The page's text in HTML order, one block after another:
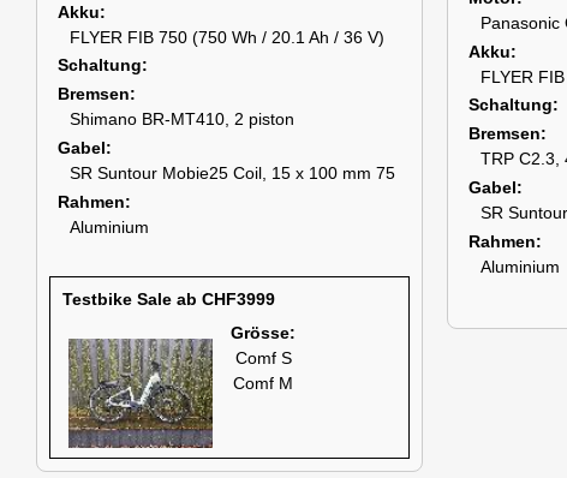
Akku
FLYER FIB 750 (750 Wh / 20.1 Ah / 36 V)
Schaltung
Bremsen
Shimano BR-MT410, 2 piston
Gabel
SR Suntour Mobie25 Coil, 15 x 100 mm 75
Rahmen
Aluminium
Testbike Sale ab CHF3999
Grösse:
Comf S
Comf M
Panasonic
Akku
FLYER
Schaltung
Bremsen
TRP C2.3,
Gabel
SR
Rahmen
Aluminium